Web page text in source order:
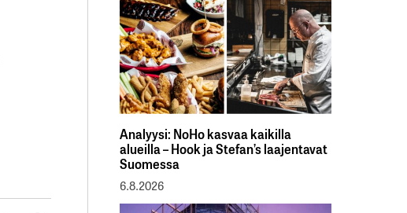
Analyysi: NoHo kasvaa kaikilla
alueilla – Hook ja Stefan’s laajentavat
Suomessa
6.8.2026